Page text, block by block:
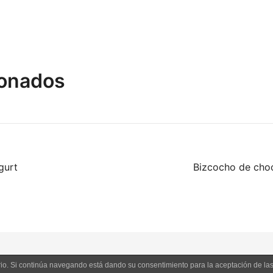
Bizcocho de
Si continúa navegando está dando su consentimiento para la aceptación de